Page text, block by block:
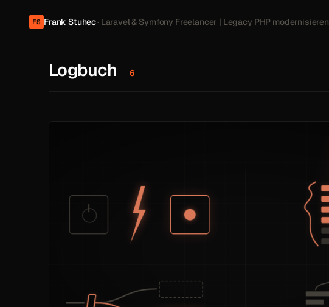
FS Frank Stuhec· Laravel & Symfony Freelancer | Legacy PHP modernisieren
Logbuch 6